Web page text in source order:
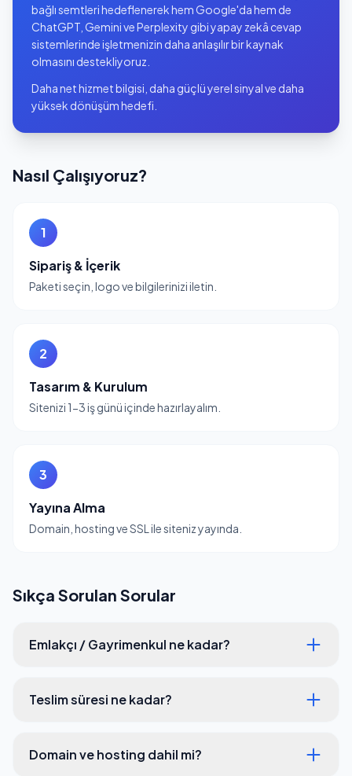
bağlı semtleri hedeflenerek hem Google'da hem de
ChatGPT, Gemini ve Perplexity gibi yapay zekâ cevap
sistemlerinde işletmenizin daha anlaşılır bir kaynak
olmasını destekliyoruz.
Daha net hizmet bilgisi, daha güçlü yerel sinyal ve daha
yüksek dönüşüm hedefi.
Nasıl Çalışıyoruz?
1
Sipariş & İçerik
Paketi seçin, logo ve bilgilerinizi iletin.
2
Tasarım & Kurulum
Sitenizi 1-3 iş günü içinde hazırlayalım.
3
Yayına Alma
Domain, hosting ve SSL ile siteniz yayında.
Sıkça Sorulan Sorular
Emlakçı / Gayrimenkul ne kadar?
Teslim süresi ne kadar?
Domain ve hosting dahil mi?